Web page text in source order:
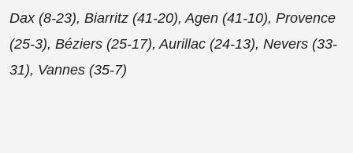
Dax (8-23), Biarritz (41-20), Agen (41-10), Provence
(25-3), Béziers (25-17), Aurillac (24-13), Nevers (33-
31), Vannes (35-7)